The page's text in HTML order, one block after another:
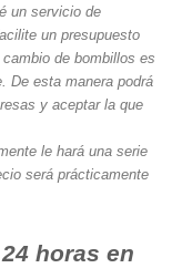
un servicio de
un presupuesto
de bombillos es
De esta manera podrá
y aceptar la que
le hará una serie
será prácticamente
horas en